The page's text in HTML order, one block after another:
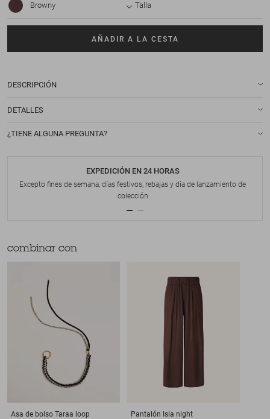
Browny Talla
AÑADIR A LA CESTA
DESCRIPCIÓN
DETALLES
¿TIENE ALGUNA PREGUNTA?
EXPEDICIÓN EN 24 HORAS
Excepto fines de semana, días festivos, rebajas y día de lanzamiento de
colección
combinar con
Asa de bolso Taraa loop
Pantalón Isla night